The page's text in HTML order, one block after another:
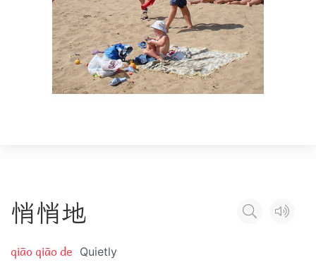
悄悄地
qiāo qiāo de Quietly